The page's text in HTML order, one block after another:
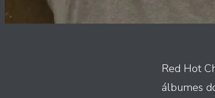
Red Hot
álbumes